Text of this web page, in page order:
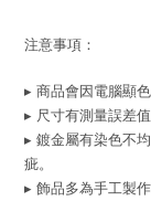
注意事項：
▸ 商品會因電腦顯
▸ 尺寸有測量誤差
▸ 鍍金屬有染色不
疵。
▸ 飾品多為手工製